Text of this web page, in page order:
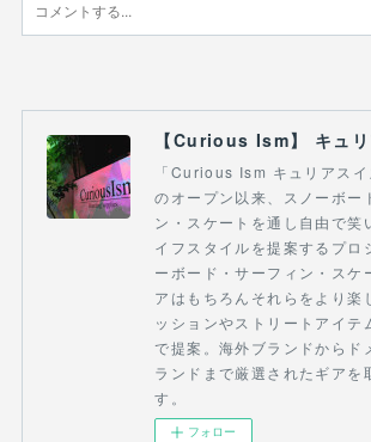
「Curious Ism キュリアス
のオープン以来、スノーボー
ン・スケートを通し自由で笑
イフスタイルを提案するプロ
ーボード・サーフィン・スケ
アはもちろんそれらをより楽
ッションやストリートアイテ
で提案。海外ブランドからド
ランドまで厳選されたギアを
す。
フォロー